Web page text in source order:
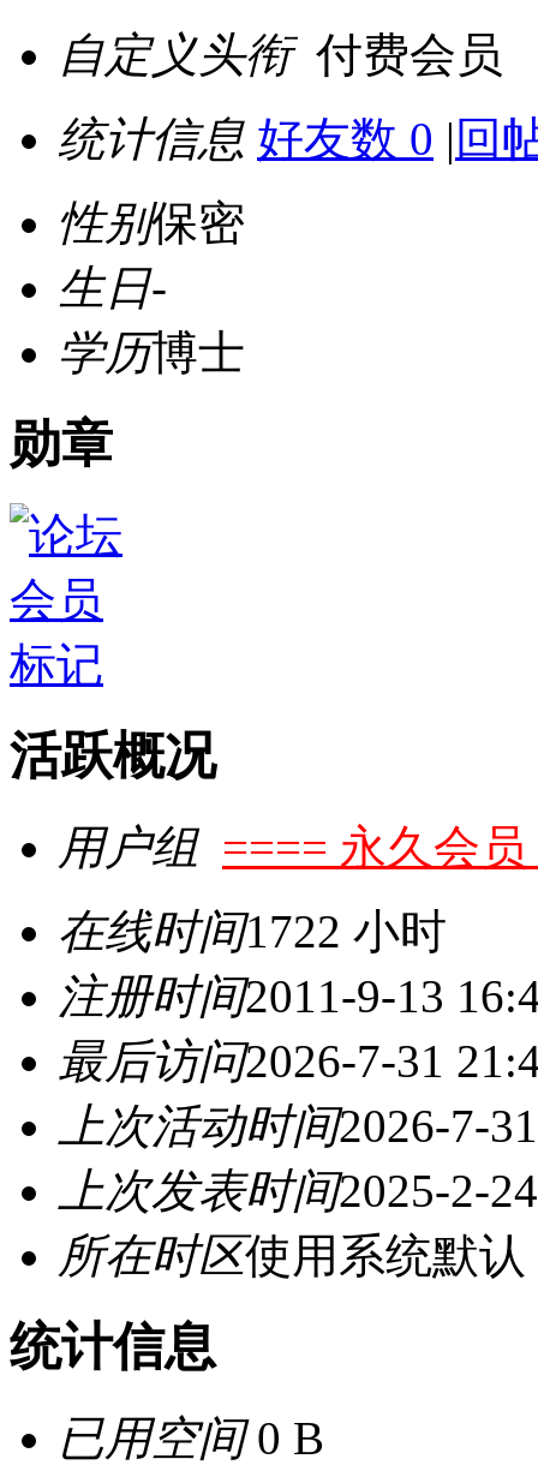
自定义头衔 付费会员
统计信息 好友数 0 | 回
性别保密
生日-
学历博士
勋章
活跃概况
用户组 ==== 永久会员
在线时间1722 小时
注册时间2011-9-13
最后访问2026-7-31
上次活动时间2026-7-
上次发表时间2025-2-
所在时区使用系统默认
统计信息
已用空间0 B